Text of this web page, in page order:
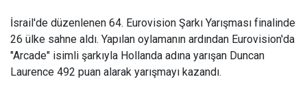
İsrail'de düzenlenen 64. Eurovision Şarkı Yarışması finalinde
26 ülke sahne aldı. Yapılan oylamanın ardından Eurovision'da
"Arcade" isimli şarkıyla Hollanda adına yarışan Duncan
Laurence 492 puan alarak yarışmayı kazandı.